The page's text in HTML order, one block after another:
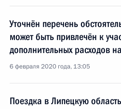
Уточнён перечень
может быть привлечён к
дополнительных расходов
6 февраля 2020 года, 13:05
Поездка в Липецкую область